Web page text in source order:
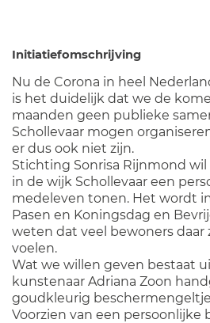
Initiatiefomschrijving
Nu de Corona in heel
is het duidelijk dat we de
maanden geen publieke
Schollevaar mogen
er dus ook niet zijn.
Stichting Sonrisa Rijnmond
in de wijk Schollevaar een
medeleven tonen. Het wordt
Pasen en Koningsdag en
weten dat veel bewoners daar
voelen.
Wat we willen geven bestaat
kunstenaar Adriana Zoon
goudkleurig
Voorzien van een persoonlijke